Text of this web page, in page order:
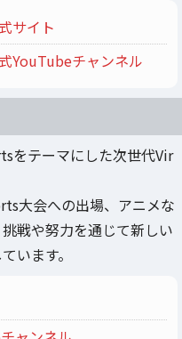
サイト
YouTubeチャンネル
をテーマにした次世代Vir
大会への出場、アニメな
戦や努力を通じて新しい
います。